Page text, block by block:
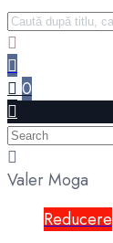
0
Valer Moga
Reducere